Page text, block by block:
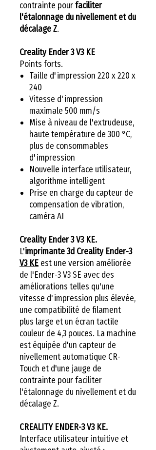
contrainte pourfaciliter
l'étalonnage du nivellement et du
décalage Z.
Creality Ender 3 V3 KE
Points forts.
Taille d'impression 220 x 220 x
240
Vitesse d'impression
maximale 500 mm/s
Mise à niveau de l'extrudeuse,
haute température de 300 °C,
plus de consommables
d'impression
Nouvelle interface utilisateur,
algorithme intelligent
Prise en charge du capteur de
compensation de vibration,
caméra AI
Creality Ender 3 V3 KE.
L'imprimante 3d Creality Ender-3
V3 KE est une version améliorée
de l'Ender-3 V3 SE avec des
améliorations telles qu'une
vitesse d'impression plus élevée,
une compatibilité de filament
plus large et un écran tactile
couleur de 4,3 pouces. La machine
est équipée d'un capteur de
nivellement automatique CR-
Touch et d'une jauge de
contrainte pour faciliter
l'étalonnage du nivellement et du
décalage Z.
CREALITY ENDER-3 V3 KE.
Interface utilisateur intuitive et